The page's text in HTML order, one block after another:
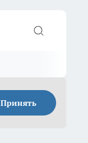
Принять